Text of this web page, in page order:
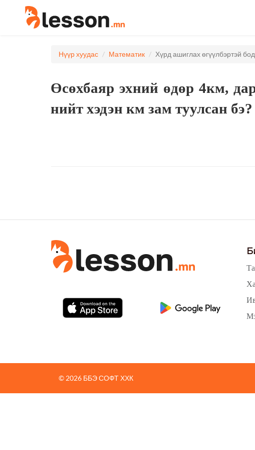
Нүүр хуудас Математик Хүрд ашиглах өгүүлбэртэй
Өсөхбаяр эхний өдөр 4км,
нийт хэдэн км зам туулсан бэ?
© 2026 ББЭ СОФТ ХХК